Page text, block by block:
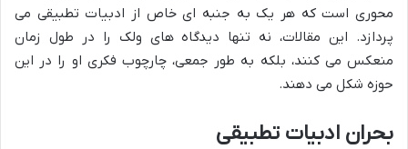
محوری است که هر یک به جنبه ای خاص از ادبیات تطبیقی می
پردازد. این مقالات، نه تنها دیدگاه های ولک را در طول زمان
منعکس می کنند، بلکه به طور جمعی، چارچوب فکری او را در این
حوزه شکل می دهند.
بحران ادبیات تطبیقی